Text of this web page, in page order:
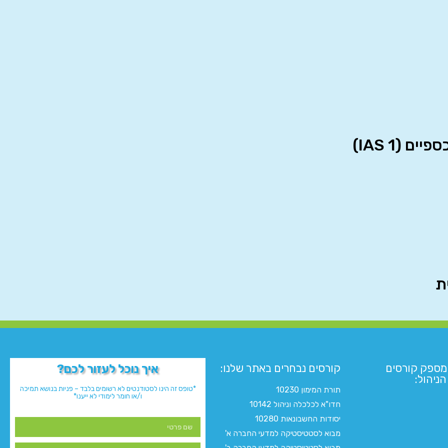
קורסים
קורסים נבחרים באתר שלנו:​
תורת המימון 10230
חדו"א לכלכלה וניהול 10142
יסודות החשבונאות 10280
מבוא לסטטיסטיקה למדעי החברה א'
איך נוכל לעזור לכם?
*טופס זה הינו לסטודנטים לא רשומים בלבד – פניות בנושא תמיכה
ו/או חומר לימודי לא ייענו*